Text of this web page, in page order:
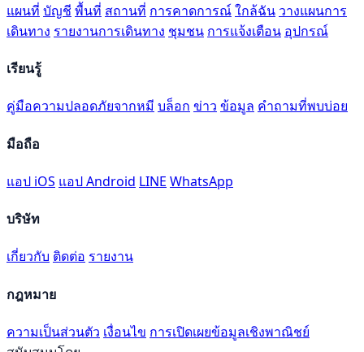
แผนที่ บัญชี พื้นที่ สถานที่ การคาดการณ์ใกล้ฉัน วางแผนการ
เดินทาง รายงานการเดินทาง ชุมชน การแจ้งเตือน อุปกรณ์
เรียนรู้
คู่มือความปลอดภัยจากหมี บล็อก ข่าว ข้อมูล คำถามที่พบบ่อย
มือถือ
แอป iOS แอป Android LINE WhatsApp
บริษัท
เกี่ยวกับ ติดต่อ รายงาน
กฎหมาย
ความเป็นส่วนตัว เงื่อนไข การเปิดเผยข้อมูลเชิงพาณิชย์